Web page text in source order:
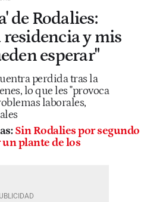
de Rodalies:
residencia y mis
esperar"
perdida tras la
lo que les "provoca
laborales,
Sin Rodalies por segundo
plante de los